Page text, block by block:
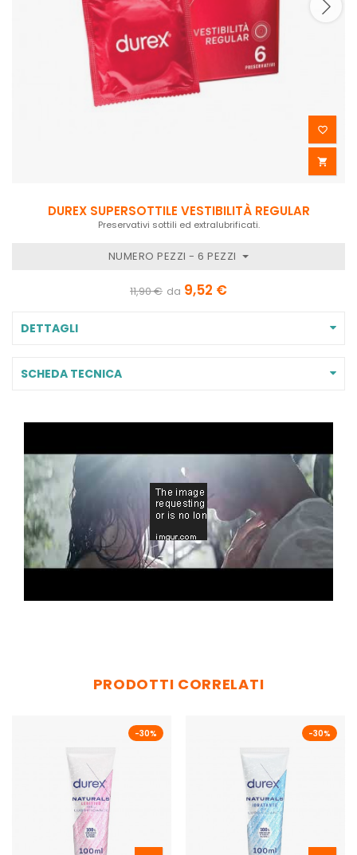


DUREX SUPERSOTTILE VESTIBILITÀ REGULAR
Preservativi sottili ed extralubrificati.
NUMERO PEZZI - 6 PEZZI
11,90 € da 9,52 €
DETTAGLI
SCHEDA TECNICA
PRODOTTI CORRELATI
-30% -30%